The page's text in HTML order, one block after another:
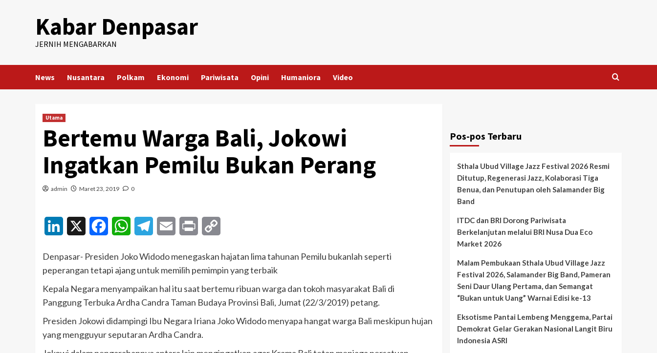
Kabar Denpasar
JERNIH MENGABARKAN
News Nusantara Polkam Ekonomi Pariwisata Opini Humaniora Video
Utama
Bertemu Warga Bali, Jokowi
Ingatkan Pemilu Bukan Perang
admin Maret 23, 2019 0
LinkedIn FacebookWhatsAppTelegramEmail Print
Denpasar- Presiden Joko Widodo menegaskan hajatan lima tahunan Pemilu bukanlah seperti
peperangan tetapi ajang untuk memilih pemimpin yang terbaik
Kepala Negara menyampaikan hal itu saat bertemu ribuan warga dan tokoh masyarakat Bali di
Panggung Terbuka Ardha Candra Taman Budaya Provinsi Bali, Jumat (22/3/2019) petang.
Presiden Jokowi didampingi Ibu Negara Iriana Joko Widodo menyapa hangat warga Bali meskipun hujan
yang mengguyur seputaran Ardha Candra.
Pos-pos Terbaru
Sthala Ubud Village Jazz Festival 2026 Resmi
Ditutup, Regenerasi Jazz, Kolaborasi Tiga
Benua, dan Penutupan oleh Salamander Big
Band
ITDC dan BRI Dorong Pariwisata
Berkelanjutan melalui BRI Nusa Dua Eco
Market 2026
Malam Pembukaan Sthala Ubud Village Jazz
Festival 2026, Salamander Big Band, Pameran
Seni Daur Ulang Pertama, dan Semangat
“Bukan untuk Uang” Warnai Edisi ke-13
Eksotisme Pantai Lembeng Menggema, Partai
Demokrat Gelar Gerakan Nasional Langit Biru
Indonesia ASRI